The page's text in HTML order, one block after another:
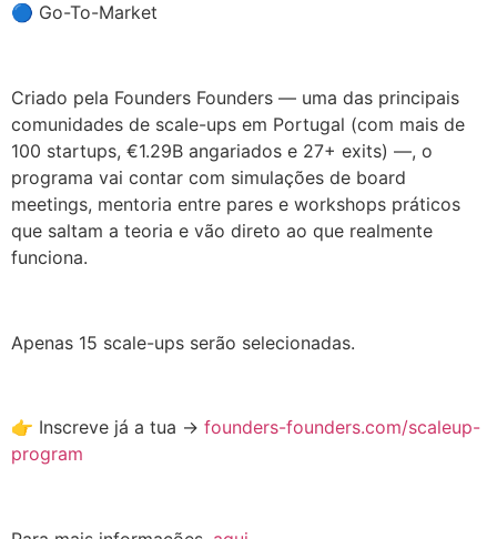
🔵 Go-To-Market
Criado pela Founders Founders — uma das principais
comunidades de scale-ups em Portugal (com mais de
100 startups, €1.29B angariados e 27+ exits) —, o
programa vai contar com simulações de board
meetings, mentoria entre pares e workshops práticos
que saltam a teoria e vão direto ao que realmente
funciona.
Apenas 15 scale-ups serão selecionadas.
👉 Inscreve já a tua → founders-founders.com/scaleup-
program